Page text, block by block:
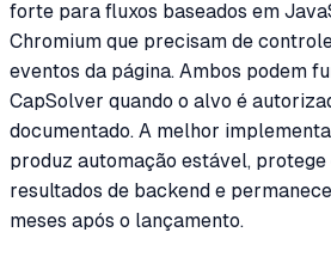
forte para fluxos baseados em
Chromium que precisam de
eventos da página. Ambos podem
CapSolver quando o alvo é
documentado. A melhor
produz automação estável,
resultados de backend e
meses após o lançamento.